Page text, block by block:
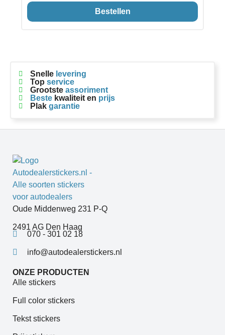
Bestellen
Snelle levering
Top service
Grootste assoriment
Bestekwaliteit en prijs
Plak garantie
Oude Middenweg 231 P-Q
2491 AG Den Haag
070 - 301 02 18
info@autodealerstickers.nl
ONZE PRODUCTEN
Alle stickers
Full color stickers
Tekst stickers